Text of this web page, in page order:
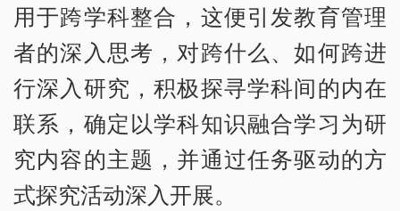
用于跨学科整合，这便引发教育管理
者的深入思考，对跨什么、如何跨进
行深入研究，积极探寻学科间的内在
联系，确定以学科知识融合学习为研
究内容的主题，并通过任务驱动的方
式探究活动深入开展。